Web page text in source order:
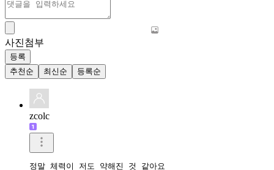
사진첨부
등록
추천순
최신순 등록순
zcolc
정말 체력이 저도 약해진 것 같아요